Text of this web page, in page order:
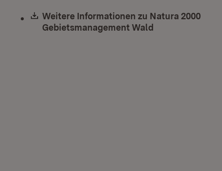
Download:
Weitere Informationen zu Natura 2000
Gebietsmanagement Wald